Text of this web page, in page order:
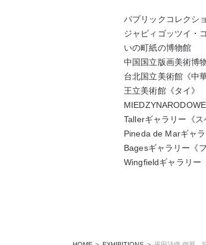
パブリックコレクシ
ジャピィゴッツイ・
いの町紙の博物館
中国国立版画美術博
台北国立美術館《中
王立美術館《タイ》
MIEDZYNARODOWE
Tallerギャラリー 《
Pineda de Marギャ
Bagesギャラリー 《
Wingfieldギャラリー